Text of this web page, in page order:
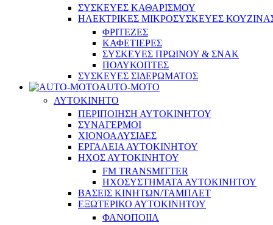
ΣΥΣΚΕΥΕΣ ΚΑΘΑΡΙΣΜΟΥ
ΗΛΕΚΤΡΙΚΕΣ ΜΙΚΡΟΣΥΣΚΕΥΕΣ
ΦΡΙΤΕΖΕΣ
ΚΑΦΕΤΙΕΡΕΣ
ΣΥΣΚΕΥΕΣ ΠΡΩΙΝΟΥ & ΣΝΑΚ
ΠΟΛΥΚΟΠΤΕΣ
ΣΥΣΚΕΥΕΣ ΣΙΔΕΡΩΜΑΤΟΣ
AUTO-MOTO
ΑΥΤΟΚΙΝΗΤΟ
ΠΕΡΙΠΟΙΗΣΗ ΑΥΤΟΚΙΝΗΤΟΥ
ΣΥΝΑΓΕΡΜΟΙ
ΧΙΟΝΟΑΛΥΣΙΔΕΣ
ΕΡΓΑΛΕΙΑ ΑΥΤΟΚΙΝΗΤΟΥ
ΗΧΟΣ ΑΥΤΟΚΙΝΗΤΟΥ
FM TRANSMITTER
ΗΧΟΣΥΣΤΗΜΑΤΑ ΑΥΤΟΚΙΝΗΤΟΥ
ΒΑΣΕΙΣ ΚΙΝΗΤΩΝ/ΤΑΜΠΛΕΤ
ΕΞΩΤΕΡΙΚΟ ΑΥΤΟΚΙΝΗΤΟΥ
ΦΑΝΟΠΟΙΙΑ